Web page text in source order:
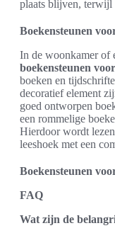
plaats blijven, terwijl
Boekensteunen
In de woonkamer of
boekensteunen
boeken en
decoratief element
goed ontworpen
een rommelige
Hierdoor wordt
leeshoek met een
Boekensteunen
FAQ
Wat zijn de